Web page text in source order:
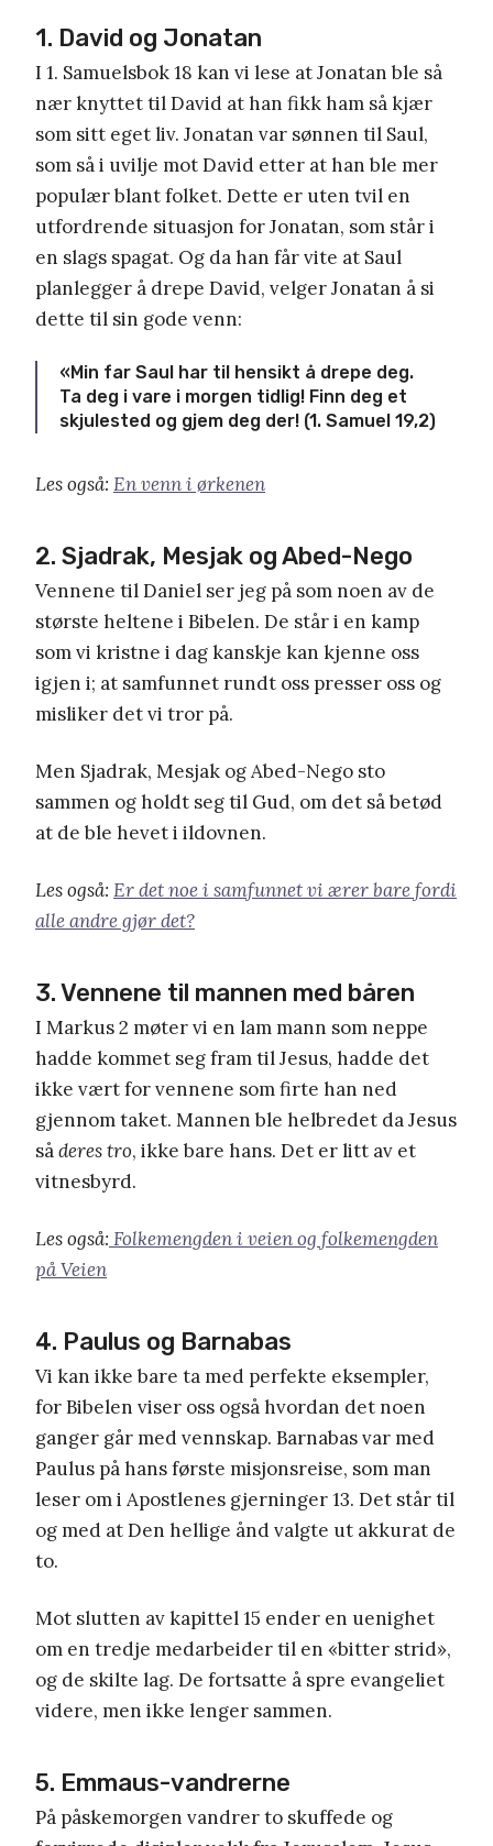
1. David og Jonatan
I 1. Samuelsbok 18 kan vi lese at Jonatan ble så
nær knyttet til David at han fikk ham så kjær
som sitt eget liv. Jonatan var sønnen til Saul,
som så i uvilje mot David etter at han ble mer
populær blant folket. Dette er uten tvil en
utfordrende situasjon for Jonatan, som står i
en slags spagat. Og da han får vite at Saul
planlegger å drepe David, velger Jonatan å si
dette til sin gode venn:
«Min far Saul har til hensikt å drepe deg.
Ta deg i vare i morgen tidlig! Finn deg et
skjulested og gjem deg der! (1. Samuel 19,2)
Les også: En venn i ørkenen
2. Sjadrak, Mesjak og Abed-Nego
Vennene til Daniel ser jeg på som noen av de
største heltene i Bibelen. De står i en kamp
som vi kristne i dag kanskje kan kjenne oss
igjen i; at samfunnet rundt oss presser oss og
misliker det vi tror på.
Men Sjadrak, Mesjak og Abed-Nego sto
sammen og holdt seg til Gud, om det så betød
at de ble hevet i ildovnen.
Les også: Er det noe i samfunnet vi ærer bare fordi
alle andre gjør det?
3. Vennene til mannen med båren
I Markus 2 møter vi en lam mann som neppe
hadde kommet seg fram til Jesus, hadde det
ikke vært for vennene som firte han ned
gjennom taket. Mannen ble helbredet da Jesus
såderes tro, ikke bare hans. Det er litt av et
vitnesbyrd.
Les også: Folkemengden i veien og folkemengden
på Veien
4. Paulus og Barnabas
Vi kan ikke bare ta med perfekte eksempler,
for Bibelen viser oss også hvordan det noen
ganger går med vennskap. Barnabas var med
Paulus på hans første misjonsreise, som man
leser om i Apostlenes gjerninger 13. Det står til
og med at Den hellige ånd valgte ut akkurat de
to.
Mot slutten av kapittel 15 ender en uenighet
om en tredje medarbeider til en «bitter strid»,
og de skilte lag. De fortsatte å spre evangeliet
videre, men ikke lenger sammen.
5. Emmaus-vandrerne
På påskemorgen vandrer to skuffede og